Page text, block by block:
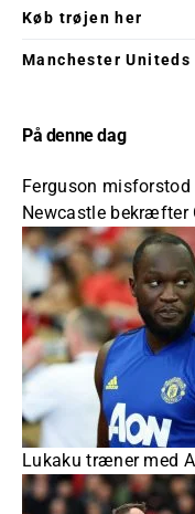
Køb trøjen her
Manchester
På denne dag
Ferguson
Newcastle bekræfter
Lukaku træner med